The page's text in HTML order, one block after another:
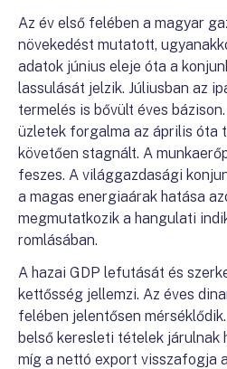
Az év első felében a magyar
növekedést mutatott,
adatok június eleje óta a
lassulását jelzik. Júliusban az
termelés is bővült éves
üzletek forgalma az április óta
követően stagnált. A
feszes. A világgazdasági
a magas energiaárak hatása
megmutatkozik a hangulati
romlásában.
A hazai GDP lefutását és
kettősség jellemzi. Az éves
felében jelentősen
belső keresleti tételek járulnak
míg a nettó export visszafogja